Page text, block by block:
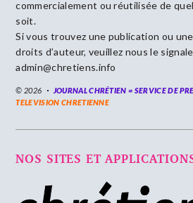
commercialement ou réutilisée de
soit.
Si vous trouvez une publication ou
droits d’auteur, veuillez nous le
admin@chretiens.info
© 2026 JOURNAL CHRÉTIEN = SERVICE DE
TELEVISION CHRETIENNE
NOS SITES ET